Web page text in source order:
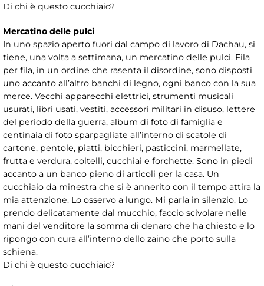
Di chi è questo cucchiaio?
Mercatino delle pulci
In uno spazio aperto fuori dal campo di lavoro di Dachau, si
tiene, una volta a settimana, un mercatino delle pulci. Fila
per fila, in un ordine che rasenta il disordine, sono disposti
uno accanto all’altro banchi di legno, ogni banco con la sua
merce. Vecchi apparecchi elettrici, strumenti musicali
usurati, libri usati, vestiti, accessori militari in disuso, lettere
del periodo della guerra, album di foto di famiglia e
centinaia di foto sparpagliate all’interno di scatole di
cartone, pentole, piatti, bicchieri, pasticcini, marmellate,
frutta e verdura, coltelli, cucchiai e forchette. Sono in piedi
accanto a un banco pieno di articoli per la casa. Un
cucchiaio da minestra che si è annerito con il tempo attira la
mia attenzione. Lo osservo a lungo. Mi parla in silenzio. Lo
prendo delicatamente dal mucchio, faccio scivolare nelle
mani del venditore la somma di denaro che ha chiesto e lo
ripongo con cura all’interno dello zaino che porto sulla
schiena.
Di chi è questo cucchiaio?